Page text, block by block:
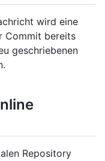
wird eine
Commit bereits
geschriebenen
Repository